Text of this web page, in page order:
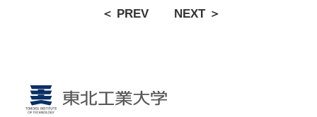
＜ PREV NEXT ＞